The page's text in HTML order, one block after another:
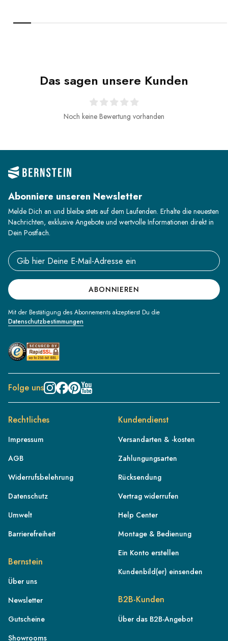
Das sagen unsere Kunden
Noch keine Bewertung vorhanden
Abonniere unseren Newsletter
Melde Dich an und bleibe stets auf dem Laufenden. Erhalte die neuesten
Nachrichten, exklusive Angebote und wertvolle Informationen direkt in
Dein Postfach.
Email address
ABONNIEREN
Mit der Bestätigung des Abonnements akzeptierst Du die
Datenschutzbestimmungen
Folge uns
Rechtliches
Impressum
AGB
Widerrufsbelehrung
Datenschutz
Umwelt
Barrierefreiheit
Bernstein
Über uns
Newsletter
Gutscheine
Showrooms
Kundendienst
Versandarten & -kosten
Zahlungungsarten
Rücksendung
Vertrag widerrufen
Help Center
Montage & Bedienung
Ein Konto erstellen
Kundenbild(er) einsenden
B2B-Kunden
Über das B2B-Angebot
AT
CH
FR